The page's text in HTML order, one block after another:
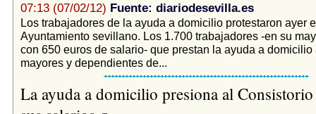
07:13 (07/02/12) Fuente: diariodesevilla.es
Los trabajadores de la ayuda a domicilio protestaron ayer
Ayuntamiento sevillano. Los 1.700 trabajadores -en su
con 650 euros de salario- que prestan la ayuda a domicilio
mayores y dependientes de...
La ayuda a domicilio presiona al